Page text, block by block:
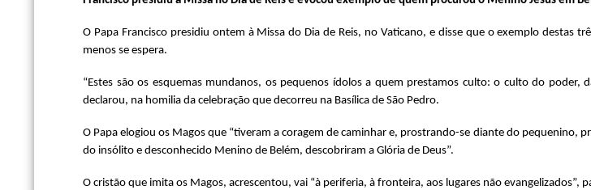
O Papa Francisco presidiu ontem à Missa do Dia de Reis, no Vaticano, e disse que o exemplo destas
menos se espera.
“Estes são os esquemas mundanos, os pequenos ídolos a quem prestamos culto: o culto do poder,
declarou, na homilia da celebração que decorreu na Basílica de São Pedro.
O Papa elogiou os Magos que “tiveram a coragem de caminhar e, prostrando-se diante do
do insólito e desconhecido Menino de Belém, descobriram a Glória de Deus”.
O cristão que imita os Magos, acrescentou, vai “à periferia, à fronteira, aos lugares não evangelizados”,